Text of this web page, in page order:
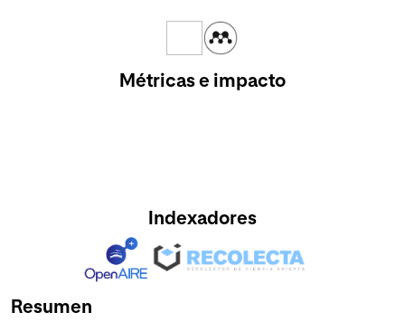
Métricas e impacto
Indexadores
Resumen